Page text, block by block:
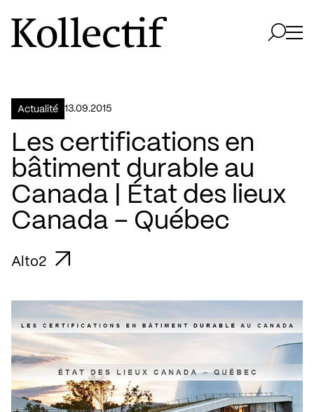
Aller à la page d'accueil
Logo Kollectif
Actualité 13.09.2015
Les certifications en
bâtiment durable au
Canada | État des lieux
Canada – Québec
Alto2